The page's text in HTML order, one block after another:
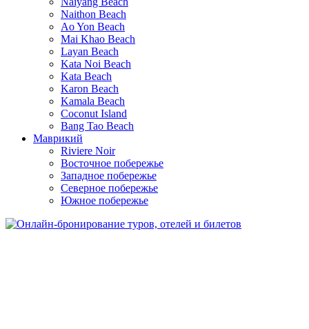
Naithon Beach
Ao Yon Beach
Mai Khao Beach
Layan Beach
Kata Noi Beach
Kata Beach
Karon Beach
Kamala Beach
Coconut Island
Bang Tao Beach
Маврикий
Riviere Noir
Восточное побережье
Западное побережье
Северное побережье
Южное побережье